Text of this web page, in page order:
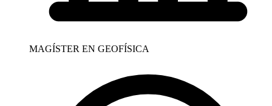
MAGÍSTER EN GEOFÍSICA